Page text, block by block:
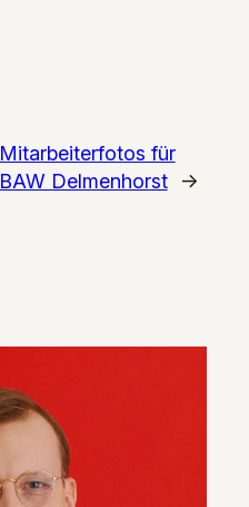
Mitarbeiterfotos für
BAW Delmenhorst
→